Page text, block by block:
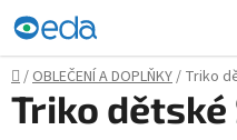
Přejít
na
obsah
Domů
/OBLEČENÍ A DOPLŇKY/ Triko
Triko dětské